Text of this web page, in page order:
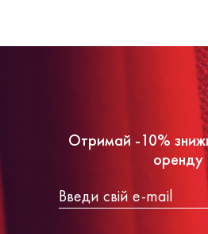
Отримай -10%
оренду